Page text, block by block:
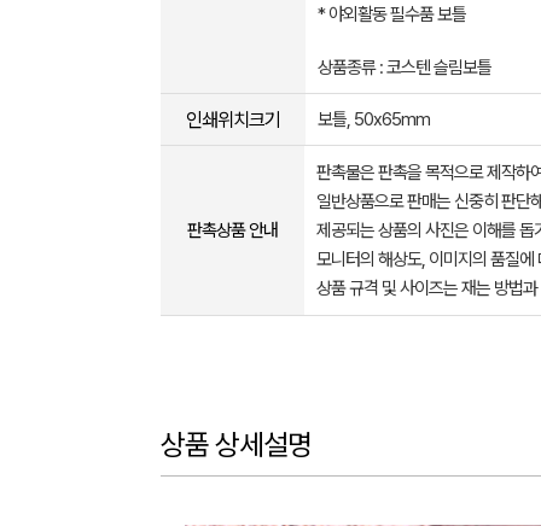
* 야외활동 필수품 보틀
상품종류 : 코스텐 슬림보틀
인쇄위치크기 보틀, 50x65mm
판촉상품 안내
판촉물은 판촉을 목적으로 제작하
일반상품으로 판매는 신중히 판단
제공되는 상품의 사진은 이해를
모니터의 해상도, 이미지의 품질
상품 규격 및 사이즈는 재는 방법
상품 상세설명